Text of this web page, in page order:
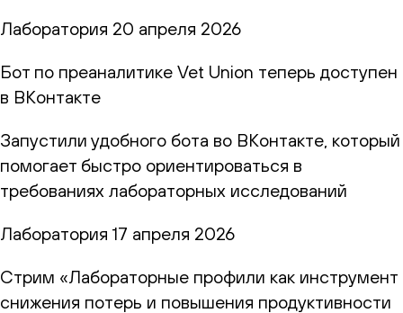
Лаборатория 20 апреля 2026
Бот по преаналитике Vet Union теперь доступен
в ВКонтакте
Запустили удобного бота во ВКонтакте, который
помогает быстро ориентироваться в
требованиях лабораторных исследований
Лаборатория 17 апреля 2026
Стрим «Лабораторные профили как инструмент
снижения потерь и повышения продуктивности